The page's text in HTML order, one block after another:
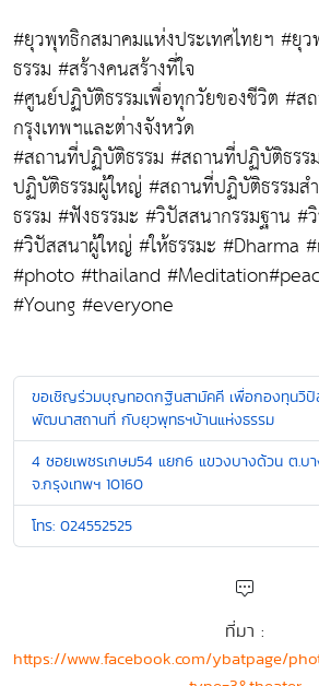
#ยุวพุทธิกสมาคมแห่งประเทศไทยฯ #ยุ
ธรรม #สร้างคนสร้างที่ใจ
#ศูนย์ปฏิบัติธรรมเพื่อทุกวัยของชีวิต #ส
กรุงเทพฯและต่างจังหวัด
#สถานที่ปฏิบัติธรรม #สถานที่ปฏิบัติธรร
ปฏิบัติธรรมผู้ใหญ่ #สถานที่ปฏิบัติธรรม
ธรรม #ฟังธรรมะ #วิปัสสนากรรมฐาน #
#วิปัสสนาผู้ใหญ่ #ให้ธรรมะ #Dharma
#photo #thailand
#Young #everyone
ขอเชิญร่วมบุญทอดกฐินสามัคคี เพื่อกองทุนวิปั
พัฒนาสถานที่ กับยุวพุทธฯบ้านแห่งธรรม
4 ซอยเพชรเกษม54 แยก6 แขวงบางด้วน ต.บ
จ.กรุงเทพฯ 10160
โทร: 024552525
ที่มา :
https://www.facebook.com/ybatpage/